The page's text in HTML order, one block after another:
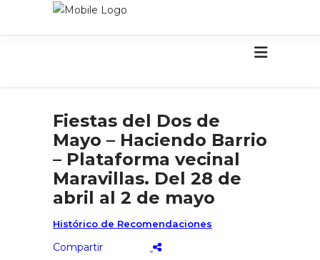
Fiestas del Dos de
Mayo – Haciendo Barrio
– Plataforma vecinal
Maravillas. Del 28 de
abril al 2 de mayo
Histórico de Recomendaciones